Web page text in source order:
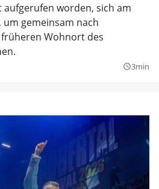
worden, sich am
um gemeinsam nach
Wohnort des
query_builder3min